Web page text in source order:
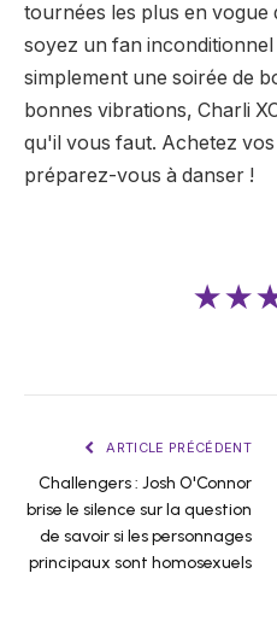
tournées les plus en vogue
soyez un fan
simplement une soirée de
bonnes vibrations, Charli
qu'il vous faut. Achetez
préparez-vous à danser !
ARTICLE PRÉCÉDENT
Challengers : Josh O'Connor
brise le silence sur la question
de savoir si les personnages
principaux sont homosexuels